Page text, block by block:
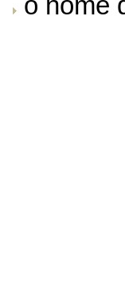
o nome